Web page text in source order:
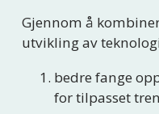
Gjennom å
utvikling av
bedre fange
for tilpasset